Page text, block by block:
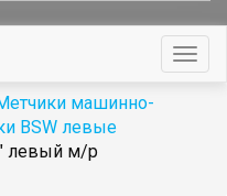
машинно-
BSW левые
левый м/р